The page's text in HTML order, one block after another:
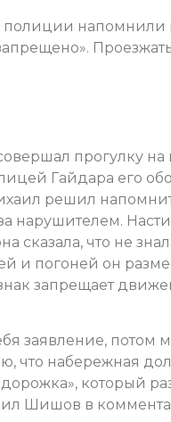
напомнили
прогулку на
Гайдара его
решил
нарушителем.
что не
и погоней он
запрещает
заявление, потом
что набережная
который
Шишов в